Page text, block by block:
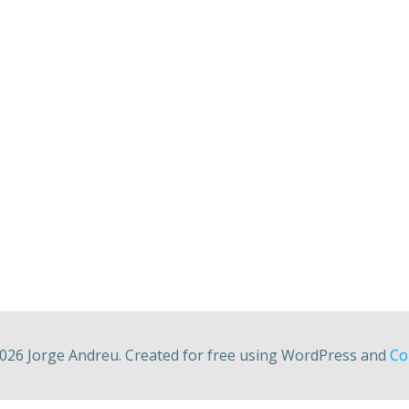
Jorge Andreu. Created for free using WordPress and